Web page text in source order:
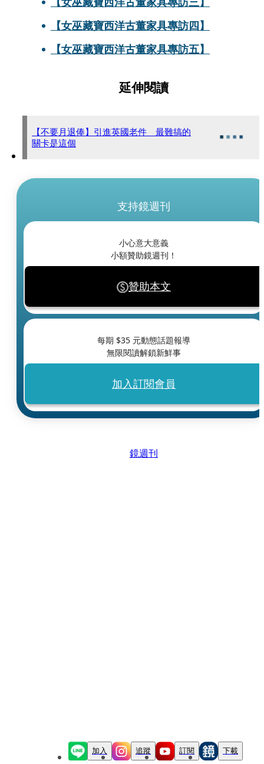
【女巫藏寶西洋古董家具專訪四】
【女巫藏寶西洋古董家具專訪五】
延伸閱讀
【不要月退俸】引進英國老件 最難搞的
關卡是這個
支持鏡週刊
小心意大意義
小額贊助鏡週刊！
贊助本文
每期 $35 元動態話題報導
無限閱讀解鎖新鮮事
加入訂閱會員
鏡週刊
加入 追蹤 訂閱 下載